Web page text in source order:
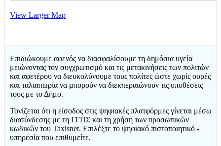
View Larger Map
Επιδιώκουμε αφενός να διασφαλίσουμε τη δημόσια υγεία
μειώνοντας τον συγχρωτισμό και τις μετακινήσεις των πολιτών
και αφετέρου να διευκολύνουμε τους πολίτες ώστε χωρίς ουρές
και ταλαιπωρία να μπορούν να διεκπεραιώνουν τις υποθέσεις
τους με το Δήμο.
Τονίζεται ότι η είσοδος στις ψηφιακές πλατφόρμες γίνεται μέσω
διασύνδεσης με τη ΓΓΠΣ και τη χρήση των προσωπικών
κωδικών του Taxisnet. Επιλέξτε το ψηφιακό πιστοποιητικό -
υπηρεσία που επιθυμείτε.